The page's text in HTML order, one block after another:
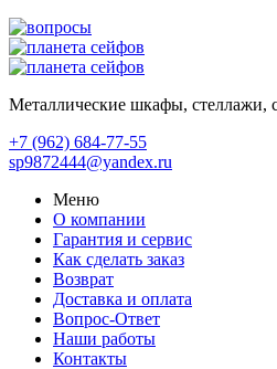
Металлические шкафы, стеллажи,
+7 (962) 684-77-55
sp9872444@yandex.ru
Меню
О компании
Гарантия и сервис
Как сделать заказ
Возврат
Доставка и оплата
Вопрос-Ответ
Наши работы
Контакты